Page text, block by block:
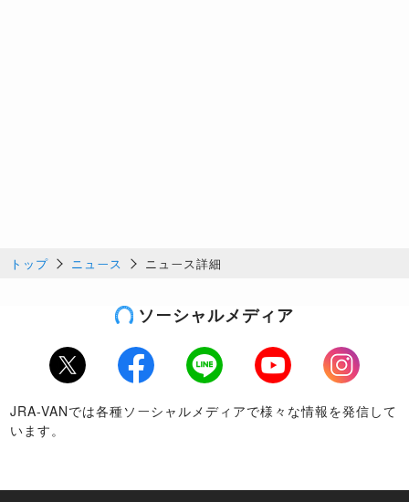
トップ ニュース ニュース詳細
ソーシャルメディア
Twitter Facebook LINE Youtube
Instagram
JRA-VANでは各種ソーシャルメディアで様々な情報を発信して
います。